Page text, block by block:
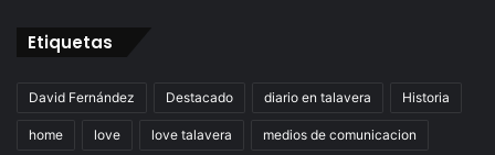
Etiquetas
David Fernández Destacado diario en talavera Historia
home love love talavera medios de comunicacion